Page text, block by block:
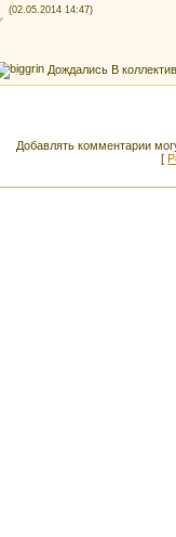
(02.05.2014 14:47)
Дождались В
Добавлять комментарии
[